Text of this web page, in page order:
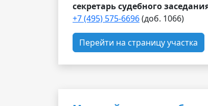
секретарь судебного
+7 (495) 575-6696(доб. 1066)
Перейти на страницу участка